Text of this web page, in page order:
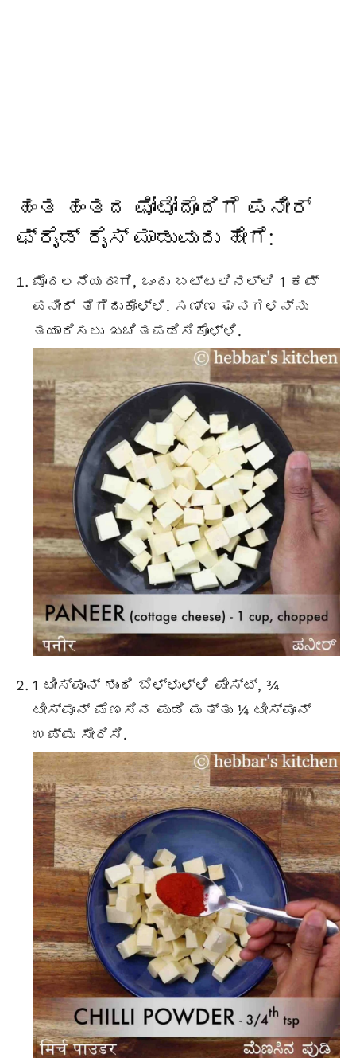
ಹಂತ ಹಂತದ ಫೋಟೋದೊಂದಿಗೆ ಪನೀರ್
ಫ್ರೈಡ್ ರೈಸ್ ಮಾಡುವುದು ಹೇಗೆ:
ಮೊದಲನೆಯದಾಗಿ, ಒಂದು ಬಟ್ಟಲಿನಲ್ಲಿ 1 ಕಪ್
ಪನೀರ್ ತೆಗೆದುಕೊಳ್ಳಿ. ಸಣ್ಣ ಘನಗಳನ್ನು
ತಯಾರಿಸಲು ಖಚಿತಪಡಿಸಿಕೊಳ್ಳಿ.
1 ಟೀಸ್ಪೂನ್ ಶುಂಠಿ ಬೆಳ್ಳುಳ್ಳಿ ಪೇಸ್ಟ್, ¾
ಟೀಸ್ಪೂನ್ ಮೆಣಸಿನ ಪುಡಿ ಮತ್ತು ¼ ಟೀಸ್ಪೂನ್
ಉಪ್ಪು ಸೇರಿಸಿ.